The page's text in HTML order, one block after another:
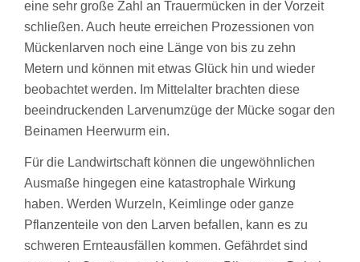
eine sehr große Zahl an Trauermücken in der Vorzeit
schließen. Auch heute erreichen Prozessionen von
Mückenlarven noch eine Länge von bis zu zehn
Metern und können mit etwas Glück hin und wieder
beobachtet werden. Im Mittelalter brachten diese
beeindruckenden Larvenumzüge der Mücke sogar den
Beinamen Heerwurm ein.
Für die Landwirtschaft können die ungewöhnlichen
Ausmaße hingegen eine katastrophale Wirkung
haben. Werden Wurzeln, Keimlinge oder ganze
Pflanzenteile von den Larven befallen, kann es zu
schweren Ernteausfällen kommen. Gefährdet sind